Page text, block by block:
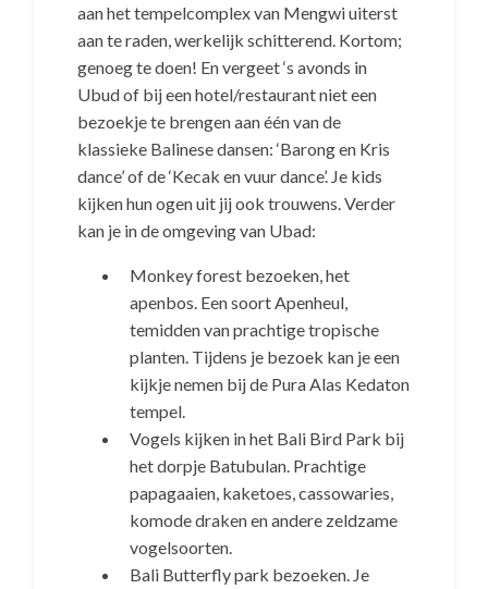
aan het tempelcomplex van Mengwi uiterst
aan te raden, werkelijk schitterend. Kortom;
genoeg te doen! En vergeet ‘s avonds in
Ubud of bij een hotel/restaurant niet een
bezoekje te brengen aan één van de
klassieke Balinese dansen: ‘Barong en Kris
dance’ of de ‘Kecak en vuur dance’. Je kids
kijken hun ogen uit jij ook trouwens. Verder
kan je in de omgeving van Ubad:
Monkey forest bezoeken, het
apenbos. Een soort Apenheul,
temidden van prachtige tropische
planten. Tijdens je bezoek kan je een
kijkje nemen bij de Pura Alas Kedaton
tempel.
Vogels kijken in het Bali Bird Park bij
het dorpje Batubulan. Prachtige
papagaaien, kaketoes, cassowaries,
komode draken en andere zeldzame
vogelsoorten.
Bali Butterfly park bezoeken. Je